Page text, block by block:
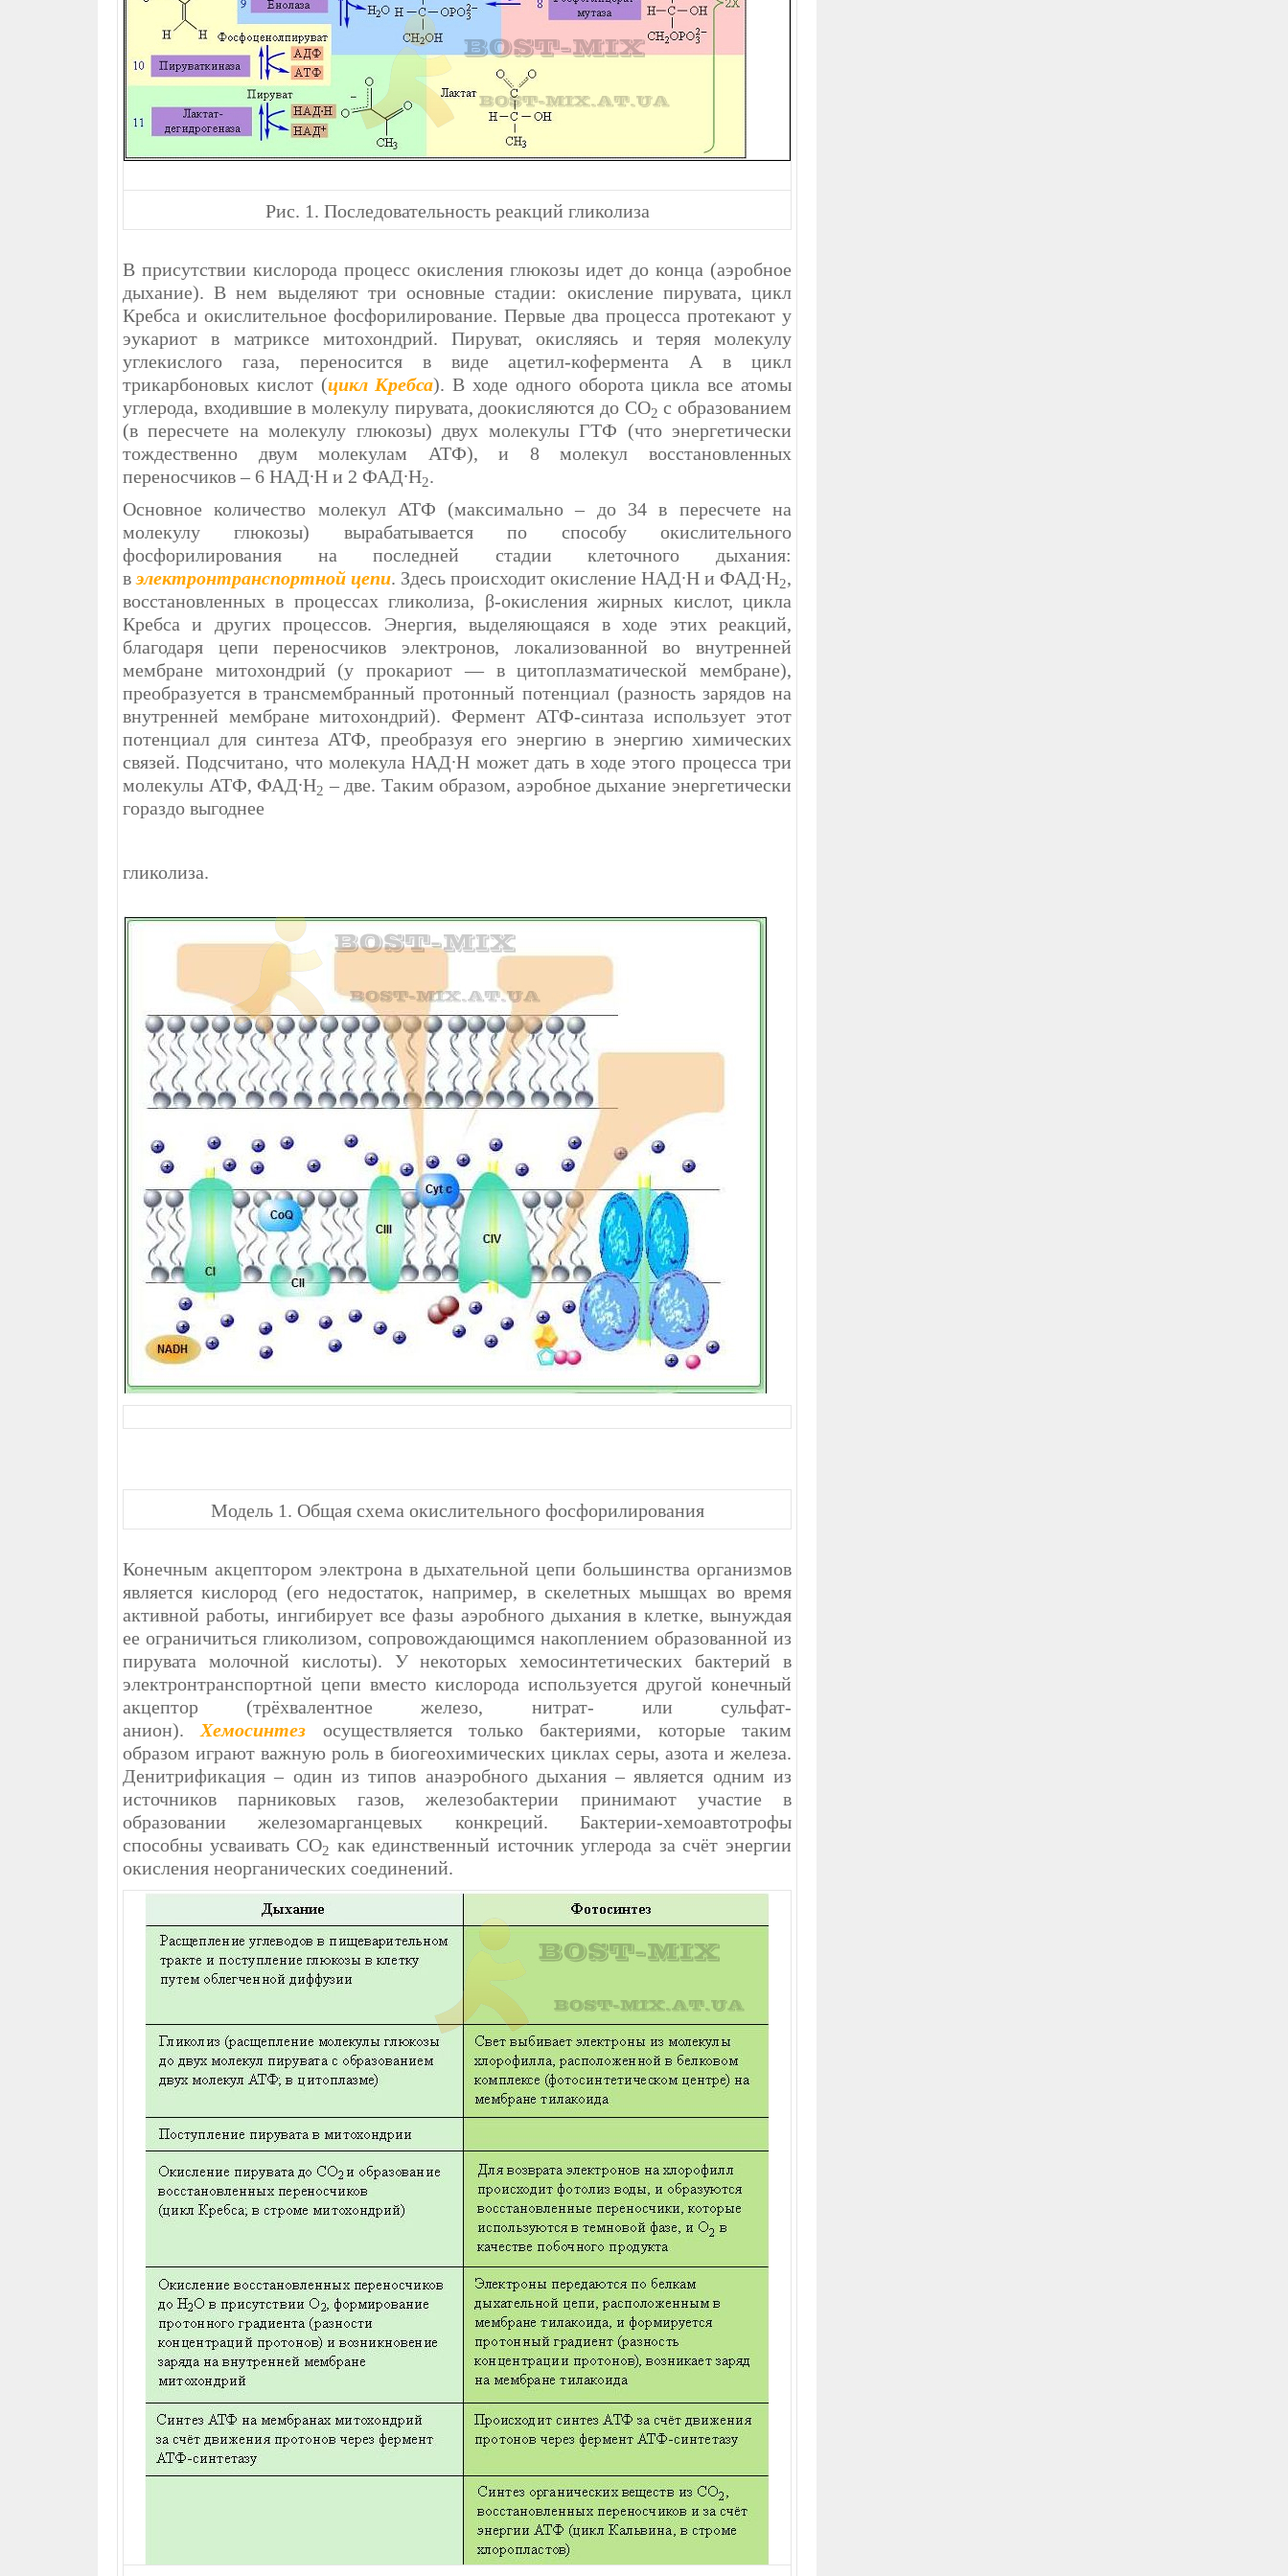
Рис. 1. Последовательность реакций гликолиза
В присутствии кислорода процесс окисления глюкозы идет до конца (аэробное
дыхание). В нем выделяют три основные стадии: окисление пирувата, цикл
Кребса и окислительное фосфорилирование. Первые два процесса протекают у
эукариот в матриксе митохондрий. Пируват, окисляясь и теряя молекулу
углекислого газа, переносится в виде ацетил-кофермента А в цикл
трикарбоновых кислот (цикл Кребса). В ходе одного оборота цикла все атомы
углерода, входившие в молекулу пирувата, доокисляются до СО2 с образованием
(в пересчете на молекулу глюкозы) двух молекулы ГТФ (что энергетически
тождественно двум молекулам АТФ), и 8 молекул восстановленных
переносчиков – 6 НАД∙Н и 2 ФАД∙Н2.
Основное количество молекул АТФ (максимально – до 34 в пересчете на
молекулу глюкозы) вырабатывается по способу окислительного
фосфорилирования на последней стадии клеточного дыхания:
вэлектронтранспортной цепи. Здесь происходит окисление НАД∙Н и ФАД∙Н2,
восстановленных в процессах гликолиза, β-окисления жирных кислот, цикла
Кребса и других процессов. Энергия, выделяющаяся в ходе этих реакций,
благодаря цепи переносчиков электронов, локализованной во внутренней
мембране митохондрий (у прокариот — в цитоплазматической мембране),
преобразуется в трансмембранный протонный потенциал (разность зарядов на
внутренней мембране митохондрий). Фермент АТФ-синтаза использует этот
потенциал для синтеза АТФ, преобразуя его энергию в энергию химических
связей. Подсчитано, что молекула НАД∙Н может дать в ходе этого процесса три
молекулы АТФ, ФАД∙Н2 – две. Таким образом, аэробное дыхание энергетически
гораздо выгоднее
гликолиза.
Модель 1. Общая схема окислительного фосфорилирования
Конечным акцептором электрона в дыхательной цепи большинства организмов
является кислород (его недостаток, например, в скелетных мышцах во время
активной работы, ингибирует все фазы аэробного дыхания в клетке, вынуждая
ее ограничиться гликолизом, сопровождающимся накоплением образованной из
пирувата молочной кислоты). У некоторых хемосинтетических бактерий в
электронтранспортной цепи вместо кислорода используется другой конечный
акцептор (трёхвалентное железо, нитрат- или сульфат-
анион). Хемосинтез осуществляется только бактериями, которые таким
образом играют важную роль в биогеохимических циклах серы, азота и железа.
Денитрификация – один из типов анаэробного дыхания – является одним из
источников парниковых газов, железобактерии принимают участие в
образовании железомарганцевых конкреций. Бактерии-хемоавтотрофы
способны усваивать CO2 как единственный источник углерода за счёт энергии
окисления неорганических соединений.